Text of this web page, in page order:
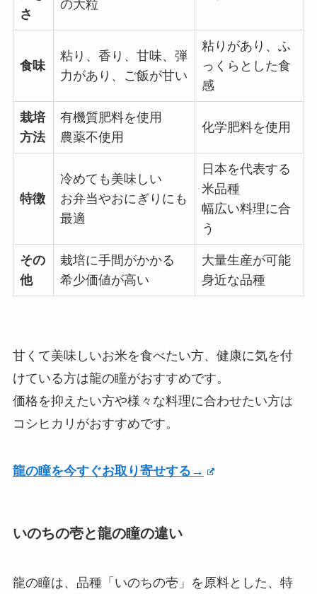
さ
の大粒
食味
粘り、香り、甘味、弾
力があり、ご飯が甘い
粘りがあり、ふ
っくらとした食
感
栽培
方法
有機質肥料を使用
農薬不使用
化学肥料を使用
特徴
冷めても美味しい
お弁当やおにぎりにも
最適
日本を代表する
米品種
幅広い料理に合
う
その
他
栽培に手間がかかる
希少価値が高い
大量生産が可能
身近な品種
甘くて美味しいお米を食べたい方、健康に気を付
けている方は龍の瞳がおすすめです。
価格を抑えたい方や様々な料理に合わせたい方は
コシヒカリがおすすめです。
龍の瞳を今すぐお取り寄せする→
いのちの壱と龍の瞳の違い
龍の瞳は、品種「いのちの壱」を原料とした、特